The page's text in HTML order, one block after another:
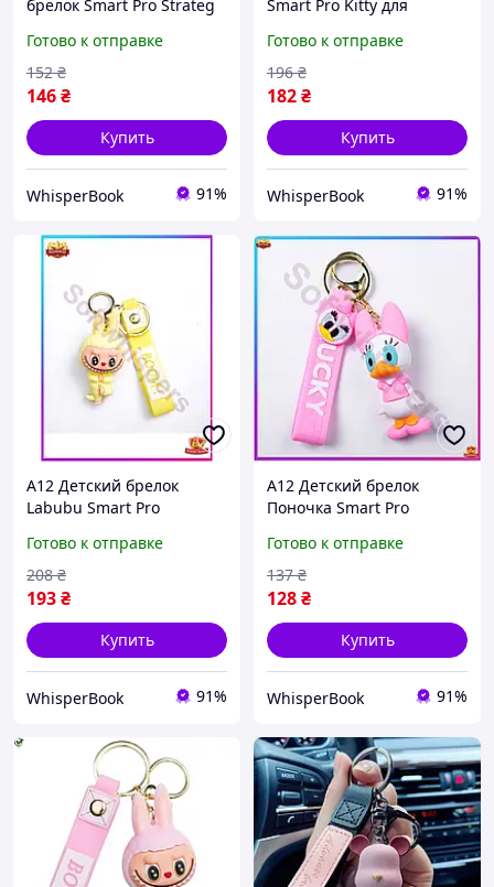
брелок Smart Pro Strateg
ключей мягкий милый
брелок розовый 17 MAX14
Готово к отправке
146₴
152 ₴
Купить
WhisperBook 91%
Smart Pro Kitty для
розовый милый брелок
для рюкзака и к MAX14
Готово к отправке
182₴
196 ₴
Купить
WhisperBook 91%
A12 Детский брелок
Labubu Smart Pro
ключей рюкзака сумки
розовый милый
персонаж MAX14 R
Готово к отправке
193₴
208 ₴
Купить
WhisperBook 91%
A12 Детский брелок
Поночка Smart Pro
для ключей сумки
рюкзака милый стильный
аксесс MAX14
Готово к отправке
128₴
137 ₴
Купить
WhisperBook 91%